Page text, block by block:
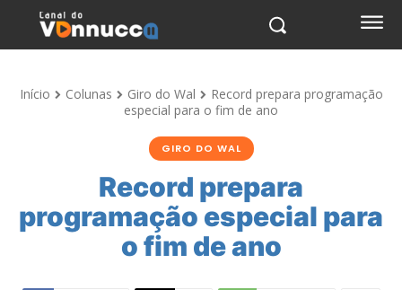
Início Colunas Giro do Wal
Record prepara programação
especial para o fim de ano
GIRO DO WAL
Record prepara
programação especial para
o fim de ano